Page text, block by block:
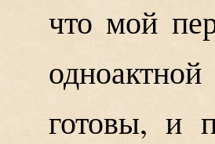
что мой
готовы, и